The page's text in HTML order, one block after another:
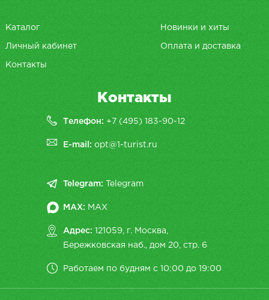
Каталог Новинки и хиты
Личный кабинет Оплата и доставка
Контакты
Контакты
Телефон: +7 (495) 183-90-12
E-mail:opt@1-turist.ru
Telegram: Telegram
MAX: MAX
Адрес: 121059, г. Москва,
Бережковская наб., дом 20, cтр. 6
Работаем по будням с 10:00 до 19:00